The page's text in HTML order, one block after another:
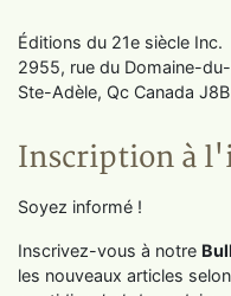
Éditions du 21e siècle Inc.
2955, rue du Domaine-
Ste-Adèle, Qc Canada
Inscription à
Soyez informé !
Inscrivez-vous à notre
les nouveaux articles